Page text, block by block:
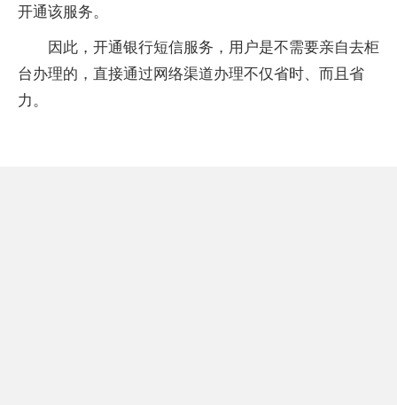
开通该服务。
因此，开通银行短信服务，用户是不需要亲自去柜
台办理的，直接通过网络渠道办理不仅省时、而且省
力。